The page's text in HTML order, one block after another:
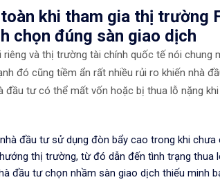
khi tham gia thị trường
chọn đúng sàn giao dịch
và thị trường tài chính quốc tế nói chung
đó cũng tiềm ẩn rất nhiều rủi ro khiến nhà
đầu tư có thể mất vốn hoặc bị thua lỗ nặng
đầu tư sử dụng đòn bẩy cao trong khi
thị trường, từ đó dẫn đến tình trạng thua
đầu tư chọn nhầm sàn giao dịch thiếu minh